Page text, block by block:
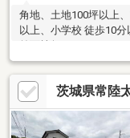
角地、土地100坪以上
以上、小学校 徒歩10分
前面棟無
茨城県常陸